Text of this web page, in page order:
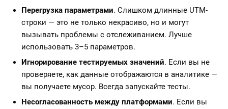
Перегрузка параметрами. Слишком длинные UTM-
строки — это не только некрасиво, но и могут
вызывать проблемы с отслеживанием. Лучше
использовать 3–5 параметров.
Игнорирование тестируемых значений. Если вы не
проверяете, как данные отображаются в аналитике —
вы получаете мусор. Всегда запускайте тесты.
Несогласованность между платформами. Если вы